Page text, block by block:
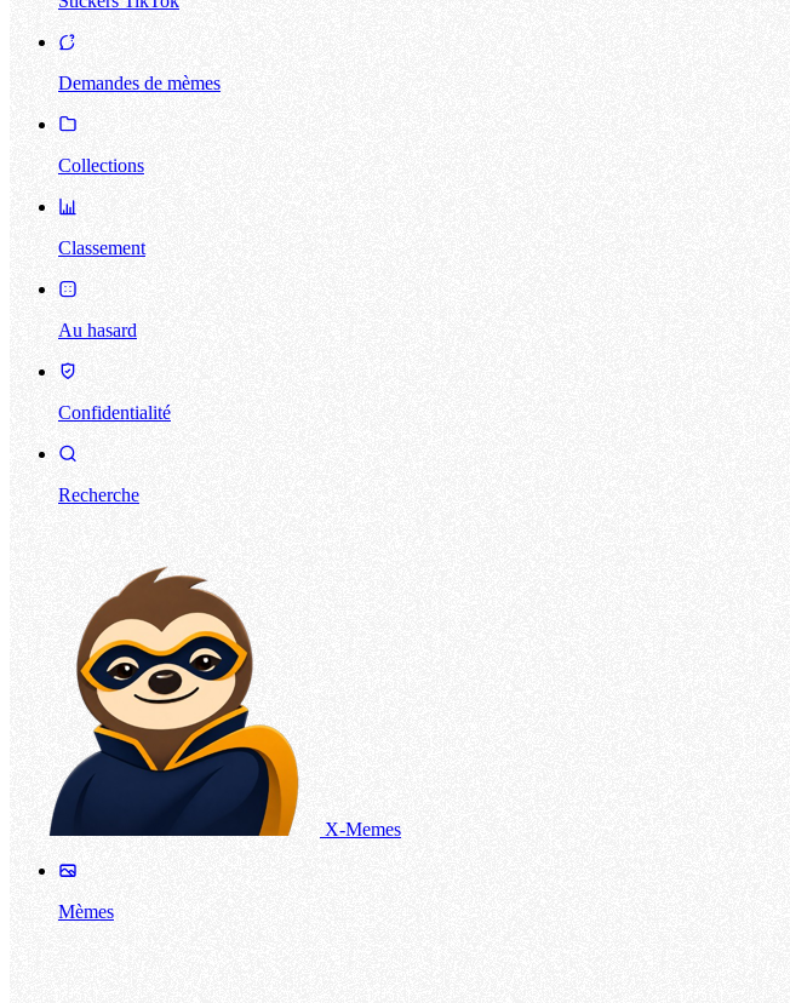
Demandes de mèmes
Collections
Classement
Au hasard
Confidentialité
Recherche
X-Memes
Mèmes